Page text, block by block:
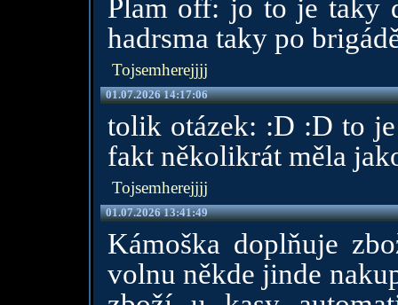
Plam off: jo to je taky
hadrsma taky po
Tojsemherejjjj
01.07.2026 14:17:06
tolik otázek: :D :D to
fakt několikrát měla
Tojsemherejjjj
01.07.2026 13:41:49
Kámoška doplňuje
volnu někde jinde